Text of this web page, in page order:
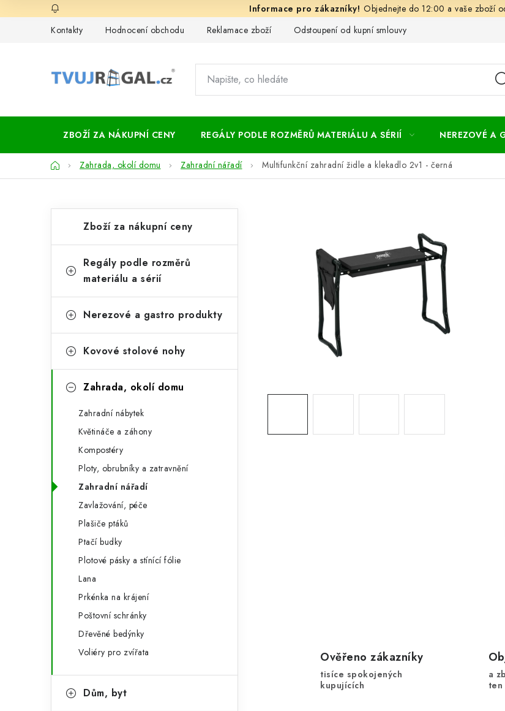
na
Objednejte do 12:00 a vaše zboží
Kontakty
Hodnocení obchodu Reklamace zboží Odstoupení od kupní smlouvy
ZBOŽÍ ZA NÁKUPNÍ CENY REGÁLY PODLE ROZMĚRŮ MATERIÁLU A SÉRIÍ NEREZOVÉ A
DomůZahrada, okolí domu Zahradní nářadí Multifunkční zahradní židle a klekadlo 2v1 - černá
o
t
a
n
e
kategorie
a
g
r
Zboží za nákupní ceny
Regály podle rozměrů
materiálu a sérií
Nerezové a gastro produkty
Kovové stolové nohy
Zahrada, okolí domu
Zahradní nábytek
Květináče a záhony
Kompostéry
Ploty, obrubníky a zatravnění
Zahradní nářadí
Zavlažování, péče
Plašiče ptáků
Ptačí budky
Plotové pásky a stínící fólie
Lana
Prkénka na krájení
Poštovní schránky
Dřevěné bedýnky
Voliéry pro zvířata
Dům, byt
Ověřeno zákazníky
tisíce spokojených
kupujících
a
ten